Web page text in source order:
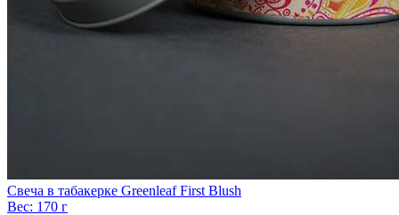
Свеча в табакерке Greenleaf First Blush
Вес: 170 г